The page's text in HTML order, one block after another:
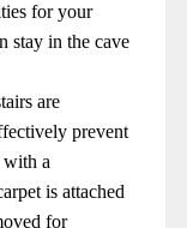
for your
stay in the cave
are
prevent
a
is attached
for